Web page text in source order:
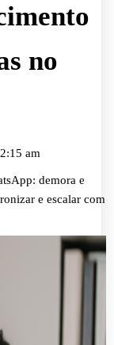
no
2:15 am
demora e
e escalar com